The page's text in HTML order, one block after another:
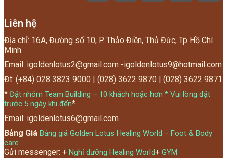
Liên hệ
Địa chỉ: 16A, Đường số 10, P. Thảo Điền, Thủ Đức, Tp Hồ Chí
Minh
Email: igoldenlotus2@gmail.com -igoldenlotus9@hotmail.com
Đt: (+84) 028 3823 9000 | (028) 3622 9870 | (028) 3622 9871
* Đặt nhóm Team Building – 10 khách hoặc hơn * Vui lòng đặt
trước 5 ngày khi đến*
Email: igoldenlotus6@gmail.com
Bảng Giá Bảng giá Golden Lotus Healing World – Foot & Body
care
Gửi messenger: + Nghỉ dưỡng Healing World+ GYM